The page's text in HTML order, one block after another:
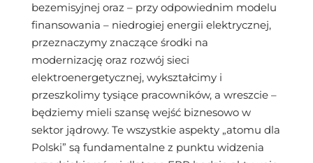
bezemisyjnej oraz – przy odpowiednim modelu
finansowania – niedrogiej energii elektrycznej,
przeznaczymy znaczące środki na
modernizację oraz rozwój sieci
elektroenergetycznej, wykształcimy i
przeszkolimy tysiące pracowników, a wreszcie –
będziemy mieli szansę wejść biznesowo w
sektor jądrowy. Te wszystkie aspekty „atomu dla
Polski” są fundamentalne z punktu widzenia